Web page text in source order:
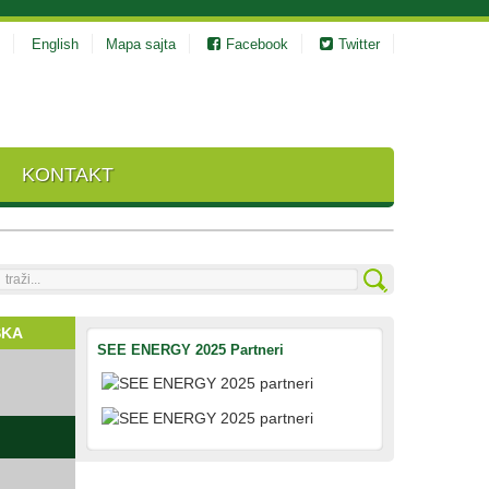
English Mapa sajta Facebook Twitter
KONTAKT
SEE ENERGY 2025 Partneri